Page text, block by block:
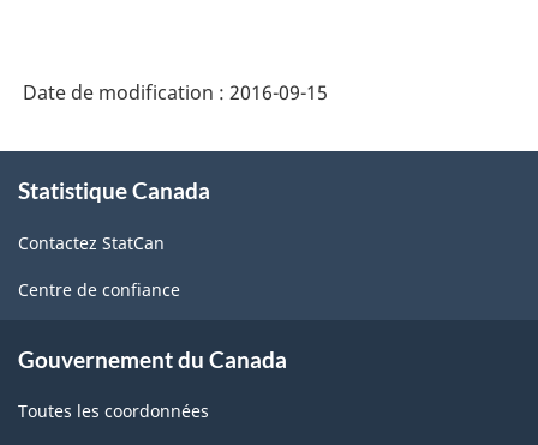
Date de modification : 2016-09-15
propos
ce
site
Statistique Canada
Contactez StatCan
Centre de confiance
Gouvernement du Canada
Toutes les coordonnées